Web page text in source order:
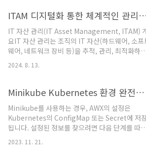
려면 먼저 프로젝트를 생성해야 합니다. 프로젝트
Git 리포지토리와 연결됩니다.Git 리포지토리 준
check_server_status.sh 스크립트를 Git 리포
토리에 업로드합니다.AWX에서 프로젝트 생성
에 로그인한 뒤 Projects 메뉴로 이동합니다.+ 버
ITAM 디지털화 통한 체계적인 관리로 정확한 최신 자산정보 유지
IT 자산 관리(IT Asset Management, ITAM)
요IT 자산 관리는 조직의 IT 자산(하드웨어, 소프
웨어, 네트워크 장비 등)을 추적, 관리, 최적화하
프로세스입니다. 이를 통해 자산의 상태를 모니터
하고, 효율적인 자산 사용을 보장하며, 비용을 절감
Linux 환경에서는 다양한 도구와 스크립트를 활용
하여 ITAM을 자동화할 수 있습니다.ITAM 도구들
Snipe-IT설명: 오픈 소스 IT 자산 관리 소프트웨어
로, 하드웨어와 소프트웨어 자산을 추적할 수 있
니다.기능: 자산 등록, 체크아웃, 감가상각 계산,
이선스 관리 등.설치 및 사용법# Docker 설치 예시
2024. 8. 13.
Minikube Kubernetes 환경 완전한 백업과 복구 (AWX 서비스 스냅샷)
Minikube를 사용하는 경우, AWX의 설정은
Kubernetes의 ConfigMap 또는 Secret에 저
됩니다. 설정된 정보를 찾으려면 다음 단계를 따
Secret 찾기 AWX의 설정은 일반적으로
2023. 11. 21.